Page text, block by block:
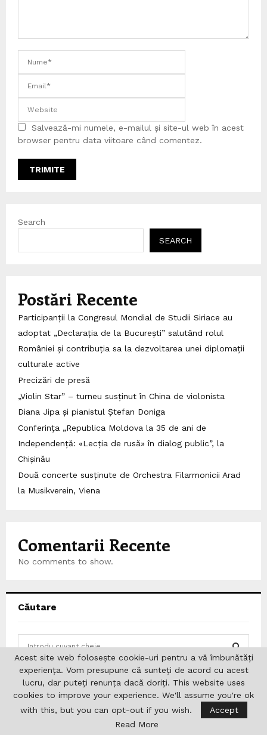
Salvează-mi numele, e-mailul și site-ul web în acest
browser pentru data viitoare când comentez.
Search
SEARCH
Postări Recente
Participanții la Congresul Mondial de Studii Siriace au
adoptat „Declarația de la București” salutând rolul
României și contribuția sa la dezvoltarea unei diplomații
culturale active
Precizări de presă
„Violin Star” – turneu susținut în China de violonista
Diana Jipa și pianistul Ștefan Doniga
Conferința „Republica Moldova la 35 de ani de
Independență: «Lecția de rusă» în dialog public”, la
Chișinău
Două concerte susținute de Orchestra Filarmonicii Arad
la Musikverein, Viena
Comentarii Recente
No comments to show.
Căutare
S
E
A
Urmărește-ne
Acest site web folosește cookie-uri pentru a vă îmbunătăți
experiența. Vom presupune că sunteți de acord cu acest
lucru, dar puteți renunța dacă doriți. This website uses
cookies to improve your experience. We'll assume you're ok
with this, but you can opt-out if you wish.
Accept
Read More